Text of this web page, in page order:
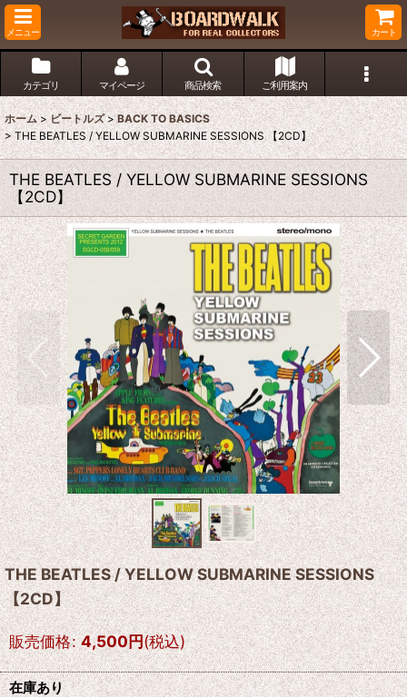
メニュー カート
カテゴリ マイページ 商品検索 ご利用案内
ホーム > ビートルズ > BACK TO BASICS
> THE BEATLES / YELLOW SUBMARINE SESSIONS 【2CD】
THE BEATLES / YELLOW SUBMARINE SESSIONS
【2CD】
THE BEATLES / YELLOW SUBMARINE SESSIONS
【2CD】
販売価格: 4,500円(税込)
在庫あり